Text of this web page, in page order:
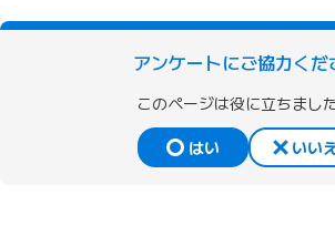
アンケートにご協力くだ
このページは役に立ちまし
はい
いい